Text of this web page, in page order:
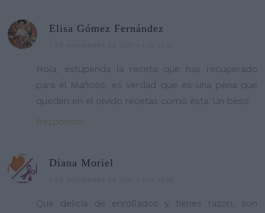
Elisa Gómez Fernández
Hola, estupenda la receta que has recuperado
para el Mañoso, es verdad que es una pena que
queden en el olvido recetas como ésta. Un beso
Responder
Diana Moriel
Que delicia de enrollados y tienes razon, son